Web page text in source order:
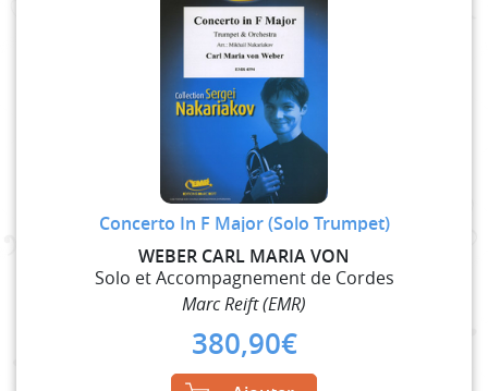
Concerto In F Major (Solo Trumpet)
WEBER CARL MARIA VON
Solo et Accompagnement de Cordes
Marc Reift (EMR)
380,90€